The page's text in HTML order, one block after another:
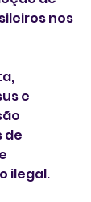
nos
e
de
ilegal.